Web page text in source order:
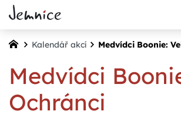
Kalendář akcí Medvídci Boonie:
Medvídci
Ochránci